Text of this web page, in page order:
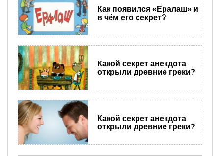
Как появился «Ералаш» и
в чём его секрет?
Какой секрет анекдота
открыли древние греки?
Какой секрет анекдота
открыли древние греки?